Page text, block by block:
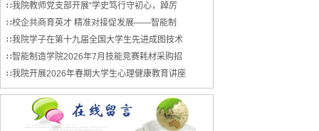
∷我院教师党支部开展“学史笃行守初心，踔厉
∷校企共商育英才 精准对接促发展——智能制
∷我院学子在第十九届全国大学生先进成图技术
∷智能制造学院2026年7月技能竞赛耗材采购招
∷我院开展2026年春期大学生心理健康教育讲座